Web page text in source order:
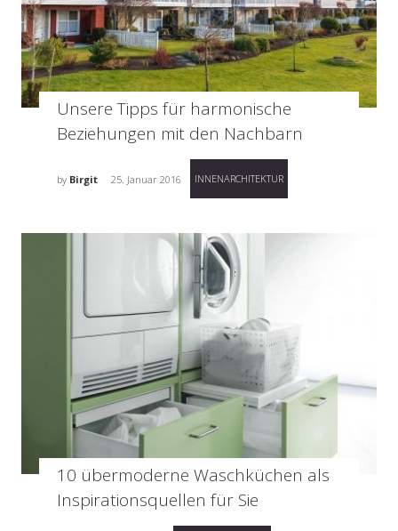
Unsere Tipps für harmonische
Beziehungen mit den Nachbarn
by Birgit 25. Januar 2016 INNENARCHITEKTUR
10 übermoderne Waschküchen als
Inspirationsquellen für Sie